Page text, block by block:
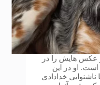
هایش را در
او در این
خدادادی